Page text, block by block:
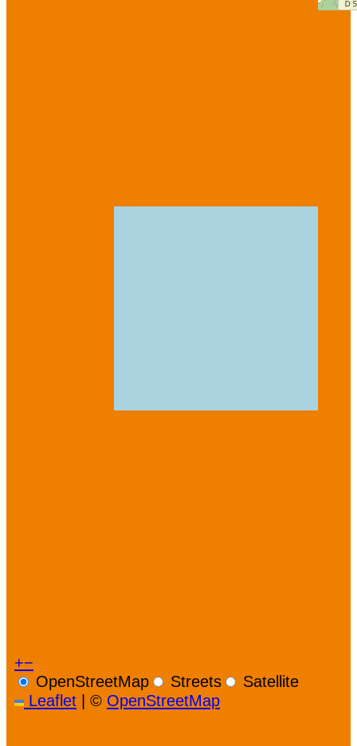
+−
OpenStreetMap
Streets
Satellite
Leaflet | © OpenStreetMap